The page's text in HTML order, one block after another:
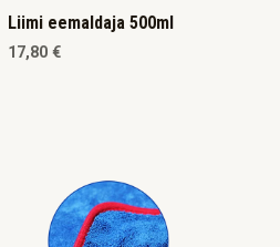
Liimi eemaldaja 500ml
17,80 €